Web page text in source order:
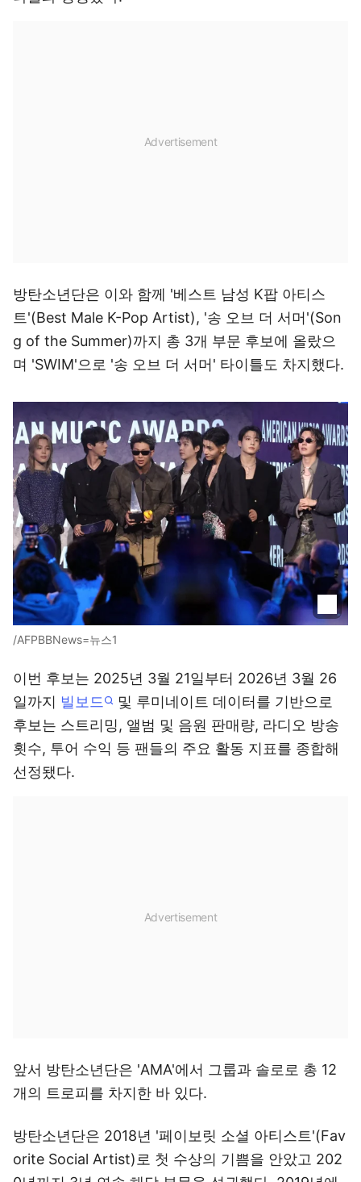
방탄소년단은 이와 함께 '베스트 남성 K팝 아티스
트'(Best Male K-Pop Artist), '송 오브 더 서머'(Son
g of the Summer)까지 총 3개 부문 후보에 올랐으
며 'SWIM'으로 '송 오브 더 서머' 타이틀도 차지했다.
/AFPBBNews=뉴스1
이번 후보는 2025년 3월 21일부터 2026년 3월 26
일까지 빌보드
및 루미네이트 데이터를 기반으로
후보는 스트리밍, 앨범 및 음원 판매량, 라디오 방송
횟수, 투어 수익 등 팬들의 주요 활동 지표를 종합해
선정됐다.
앞서 방탄소년단은 'AMA'에서 그룹과 솔로로 총 12
개의 트로피를 차지한 바 있다.
방탄소년단은 2018년 '페이보릿 소셜 아티스트'(Fav
orite Social Artist)로 첫 수상의 기쁨을 안았고 202